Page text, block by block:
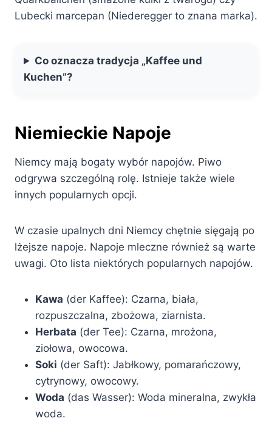
Lubecki marcepan (Niederegger to znana marka).
Co oznacza tradycja „Kaffee und
Kuchen”?
Niemieckie Napoje
Niemcy mają bogaty wybór napojów. Piwo
odgrywa szczególną rolę. Istnieje także wiele
innych popularnych opcji.
W czasie upalnych dni Niemcy chętnie sięgają po
lżejsze napoje. Napoje mleczne również są warte
uwagi. Oto lista niektórych popularnych napojów.
Kawa (der Kaffee): Czarna, biała,
rozpuszczalna, zbożowa, ziarnista.
Herbata (der Tee): Czarna, mrożona,
ziołowa, owocowa.
Soki (der Saft): Jabłkowy, pomarańczowy,
cytrynowy, owocowy.
Woda (das Wasser): Woda mineralna, zwykła
woda.